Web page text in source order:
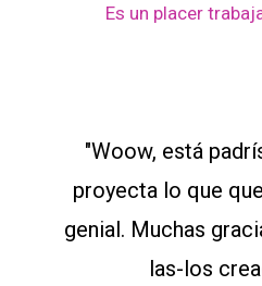
Es un placer
"Woow, está
proyecta lo que
genial. Muchas
las-los